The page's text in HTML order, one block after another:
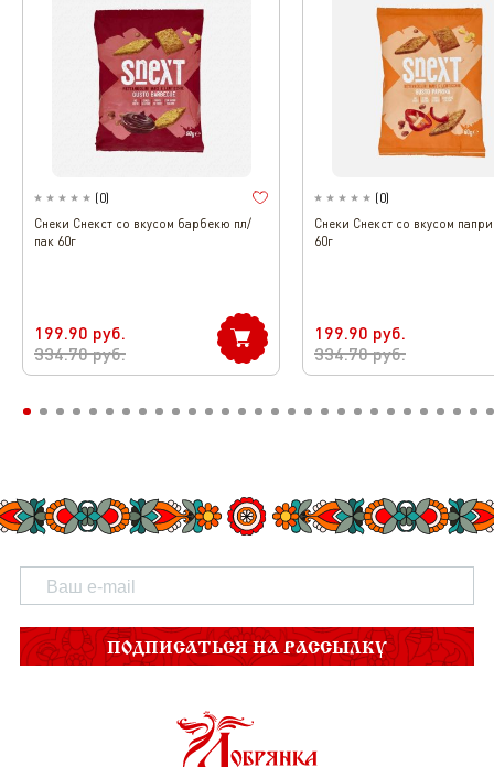
(0)
Снеки Снекст со вкусом барбекю пл/
пак 60г
199.90 руб.
334.70руб.
(0)
Снеки Снекст со вкусом
60г
199.90 руб.
334.70руб.
ПОДПИСАТЬСЯ НА РАССЫЛКУ